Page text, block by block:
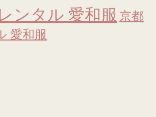
ンタル 愛和服 京都
愛和服